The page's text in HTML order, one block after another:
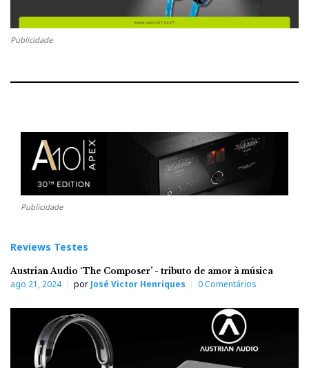
Publicidade
Publicidade
Reviews Testes
Austrian Audio ‘The Composer’ - tributo de amor à música
ago 21, 2024 por José Victor Henriques 0 Comentários